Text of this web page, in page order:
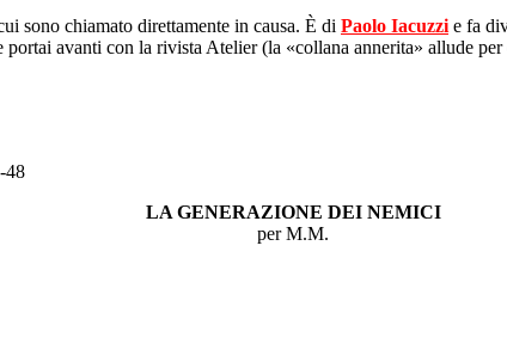
sono chiamato direttamente in causa. È di Paolo Iacuzzi e fa
portai avanti con la rivista Atelier (la «collana annerita» allude
48
LA GENERAZIONE DEI NEMICI
per M.M.